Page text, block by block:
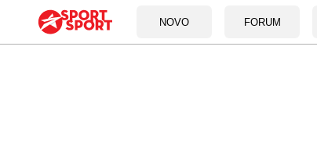
NOVO FORUM